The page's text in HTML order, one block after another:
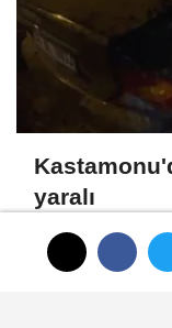
yaralı